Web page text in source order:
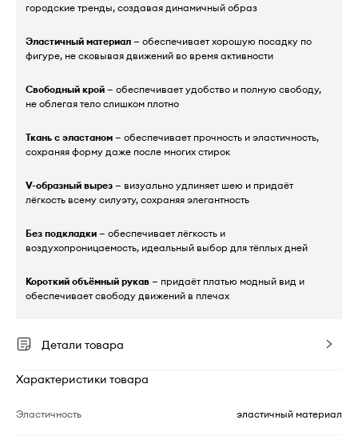
городские тренды, создавая динамичный образ
Эластичный материал — обеспечивает хорошую посадку по
фигуре, не сковывая движений во время активности
Свободный крой — обеспечивает удобство и полную свободу,
не облегая тело слишком плотно
Ткань с эластаном — обеспечивает прочность и эластичность,
сохраняя форму даже после многих стирок
V-образный вырез — визуально удлиняет шею и придаёт
лёгкость всему силуэту, сохраняя элегантность
Без подкладки — обеспечивает лёгкость и
воздухопроницаемость, идеальный выбор для тёплых дней
Короткий объёмный рукав — придаёт платью модный вид и
обеспечивает свободу движений в плечах
Детали товара
Характеристики товара
Эластичность эластичный материал